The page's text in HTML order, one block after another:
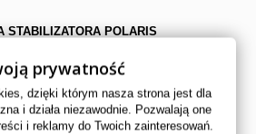
STABILIZATORA POLARIS
prywatność
dzięki którym nasza strona jest dla
i działa niezawodnie. Pozwalają one
i reklamy do Twoich zainteresowań.